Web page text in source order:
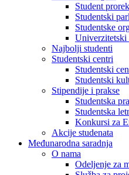
Student
Studentski
Studentske
Univerzitetski
Najbolji studenti
Studentski centri
Studentski
Studentski
Stipendije i prakse
Studentska
Studentska
Konkursi za
Akcije studenata
Međunarodna saradnja
O nama
Odeljenje za